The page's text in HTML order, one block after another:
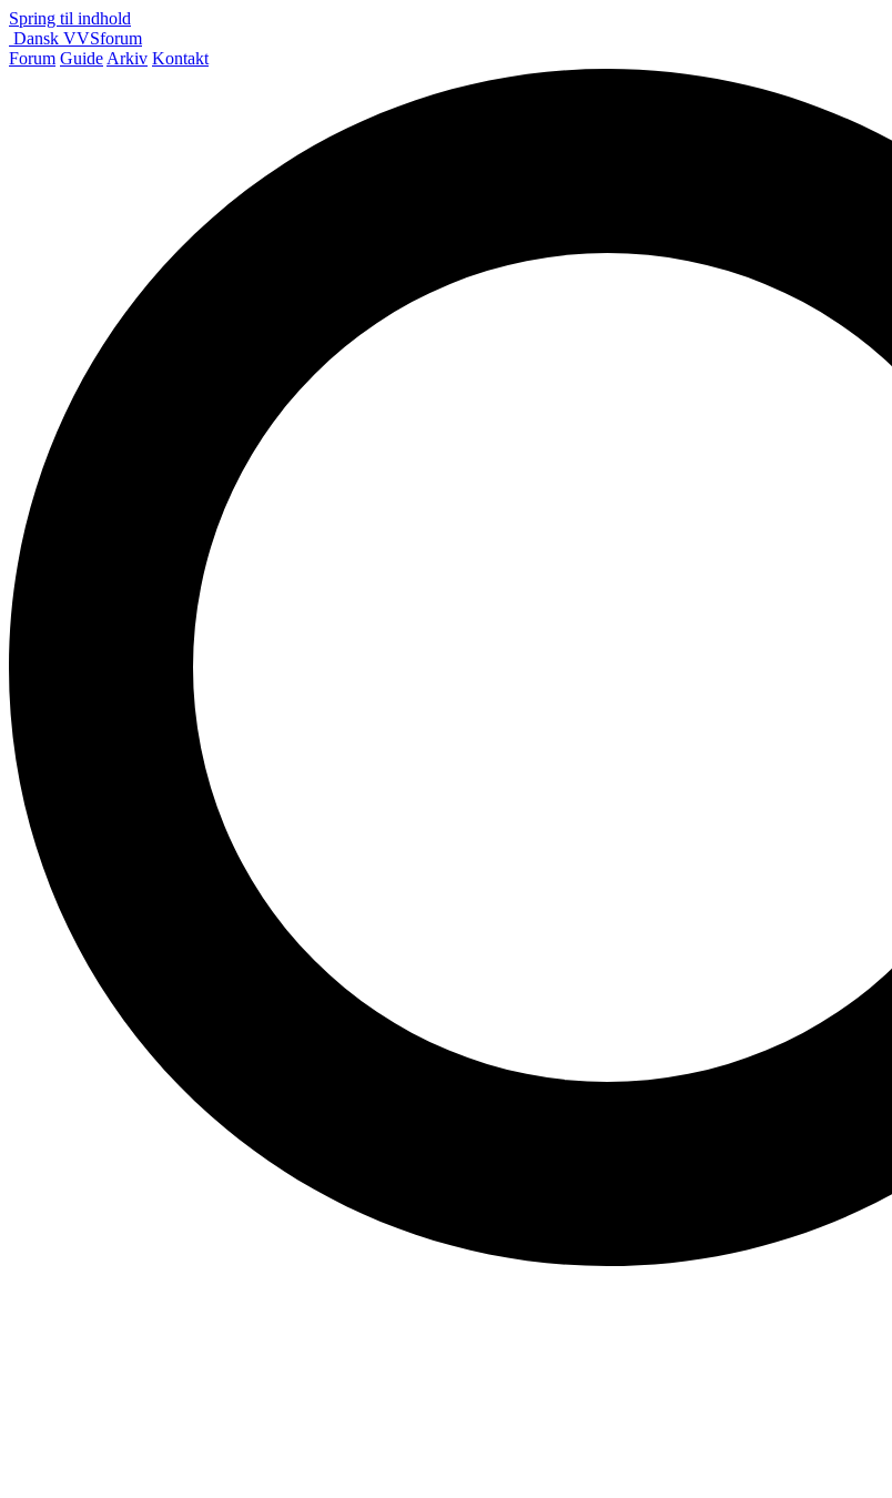
Spring til indhold
Dansk VVSforum
Forum Guide Arkiv Kontakt